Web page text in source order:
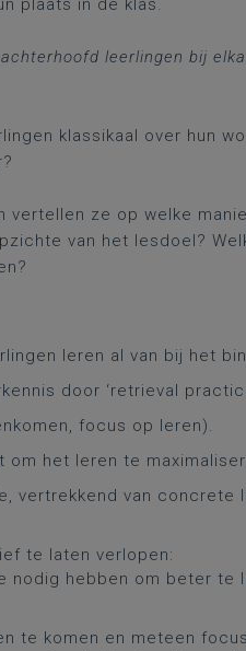
plaats in de klas.
leerlingen bij
klassikaal over hun
vertellen ze op welke
van het lesdoel?
leren al van bij het
door ‘retrieval
focus op leren).
het leren te
vertrekkend van concrete
te laten verlopen:
nodig hebben om beter te
te komen en meteen